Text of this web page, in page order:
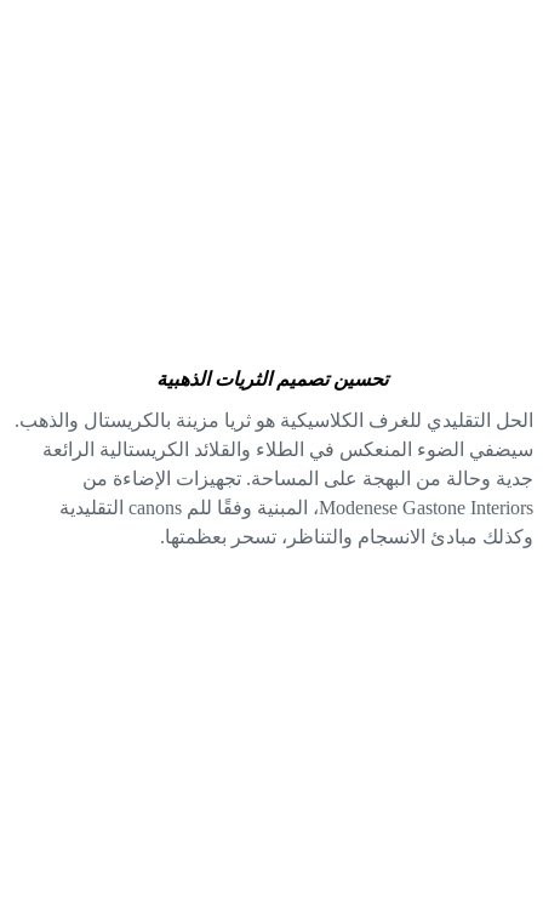
تحسين تصميم الثريات الذهبية
التقليدي للغرف الكلاسيكية هو ثريا مزينة بالكريستال والذهب.
الضوء المنعكس في الطلاء والقلائد الكريستالية الرائعة
وحالة من البهجة على المساحة. تجهيزات الإضاءة من
Modenese Gastone Interiors، المبنية وفقًا للم canons التقليدية
مبادئ الانسجام والتناظر، تسحر بعظمتها.